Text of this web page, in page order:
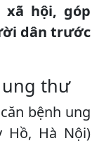
hội, góp
dân trước
ung thư
bệnh ung
Hồ, Hà Nội)